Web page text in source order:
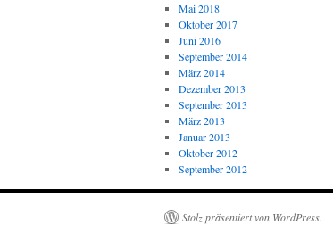
Mai 2018
Oktober 2017
Juni 2016
September 2014
März 2014
Dezember 2013
September 2013
März 2013
Januar 2013
Oktober 2012
September 2012
Stolz präsentiert von WordPress.